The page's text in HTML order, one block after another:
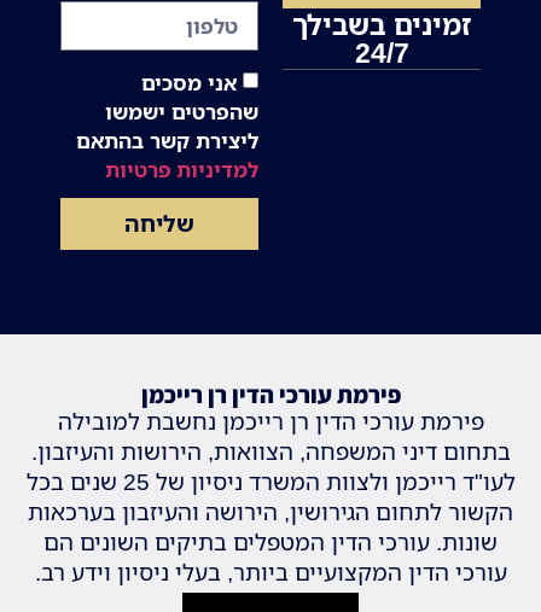
זמינים בשבילך
24/7
אני מסכים
שהפרטים ישמשו
ליצירת קשר בהתאם
למדיניות פרטיות
שליחה
פירמת עורכי הדין רן רייכמן
פירמת עורכי הדין רן רייכמן נחשבת למובילה
בתחום דיני המשפחה, הצוואות, הירושות והעיזבון.
לעו"ד רייכמן ולצוות המשרד ניסיון של 25 שנים בכל
הקשור לתחום הגירושין, הירושה והעיזבון בערכאות
שונות. עורכי הדין המטפלים בתיקים השונים הם
עורכי הדין המקצועיים ביותר, בעלי ניסיון וידע רב.